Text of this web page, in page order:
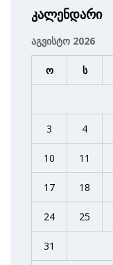
კალენდარი
აგვისტო 2026
ო ს
3 4
10 11
17 18
24 25
31